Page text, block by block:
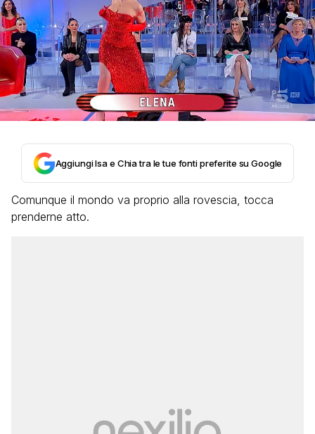
Aggiungi Isa e Chia tra le tue fonti preferite su Google
Comunque il mondo va proprio alla rovescia, tocca
prenderne atto.